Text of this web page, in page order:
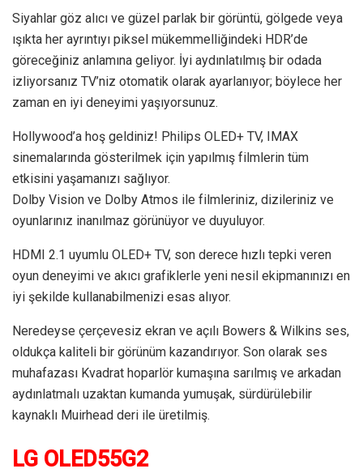
Siyahlar göz alıcı ve güzel parlak bir görüntü, gölgede veya
ışıkta her ayrıntıyı piksel mükemmelliğindeki HDR’de
göreceğiniz anlamına geliyor. İyi aydınlatılmış bir odada
izliyorsanız TV’niz otomatik olarak ayarlanıyor; böylece her
zaman en iyi deneyimi yaşıyorsunuz.
Hollywood’a hoş geldiniz! Philips OLED+ TV, IMAX
sinemalarında gösterilmek için yapılmış filmlerin tüm
etkisini yaşamanızı sağlıyor.
Dolby Vision ve Dolby Atmos ile filmleriniz, dizileriniz ve
oyunlarınız inanılmaz görünüyor ve duyuluyor.
HDMI 2.1 uyumlu OLED+ TV, son derece hızlı tepki veren
oyun deneyimi ve akıcı grafiklerle yeni nesil ekipmanınızı en
iyi şekilde kullanabilmenizi esas alıyor.
Neredeyse çerçevesiz ekran ve açılı Bowers & Wilkins ses,
oldukça kaliteli bir görünüm kazandırıyor. Son olarak ses
muhafazası Kvadrat hoparlör kumaşına sarılmış ve arkadan
aydınlatmalı uzaktan kumanda yumuşak, sürdürülebilir
kaynaklı Muirhead deri ile üretilmiş.
LG OLED55G2